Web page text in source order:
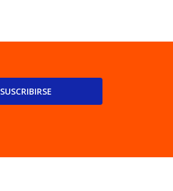
SUSCRIBIRSE